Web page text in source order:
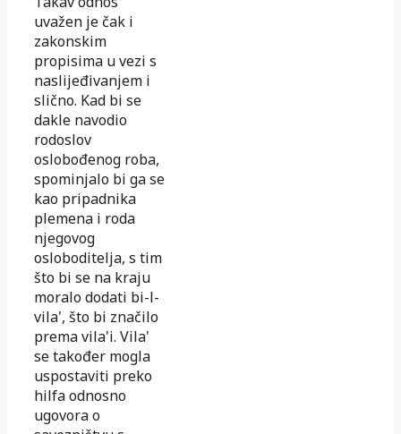
uvažen je čak i
zakonskim
propisima u vezi s
naslijeđivanjem i
slično. Kad bi se
dakle navodio
rodoslov
oslobođenog roba,
spominjalo bi ga se
kao pripadnika
plemena i roda
njegovog
osloboditelja, s tim
što bi se na kraju
moralo dodati bi-l-
vila', što bi značilo
prema vila'i. Vila'
se također mogla
uspostaviti preko
hilfa odnosno
ugovora o